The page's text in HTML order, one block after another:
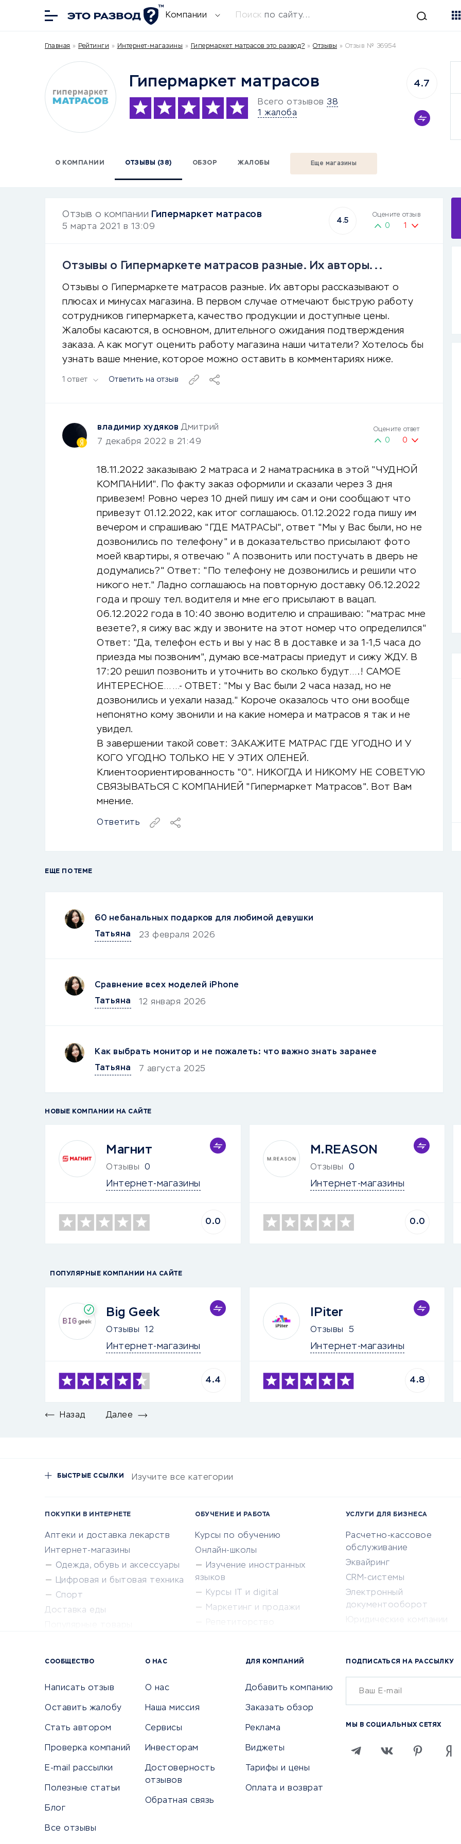
Компании Поиск по сайту...
Главная » Рейтинги » Интернет-магазины » Гипермаркет матрасов это развод? » Отзывы » Отзыв № 36954
Гипермаркет матрасов
Всего отзывов 38
1 жалоба
4.7
О КОМПАНИИ ОТЗЫВЫ (38) ОБЗОР ЖАЛОБЫ Еще магазины
Отзыв о компании Гипермаркет матрасов
5 марта 2021 в 13:09
4.5
Оцените отзыв
0 1
Отзывы о Гипермаркете матрасов разные. Их авторы...
Отзывы о Гипермаркете матрасов разные. Их авторы рассказывают о
плюсах и минусах магазина. В первом случае отмечают быструю работу
сотрудников гипермаркета, качество продукции и доступные цены.
Жалобы касаются, в основном, длительного ожидания подтверждения
заказа. А как могут оценить работу магазина наши читатели? Хотелось бы
узнать ваше мнение, которое можно оставить в комментариях ниже.
1 ответ Ответить на отзыв
владимир худяков Дмитрий
7 декабря 2022 в 21:49
Оцените ответ
0 0
18.11.2022 заказываю 2 матраса и 2 наматрасника в этой "ЧУДНОЙ
КОМПАНИИ". По факту заказ оформили и сказали через 3 дня
привезем! Ровно через 10 дней пишу им сам и они сообщают что
привезут 01.12.2022, как итог соглашаюсь. 01.12.2022 года пишу им
вечером и спрашиваю "ГДЕ МАТРАСЫ", ответ "Мы у Вас были, но не
дозвонились по телефону" и в доказательство присылают фото
моей квартиры, я отвечаю " А позвонить или постучать в дверь не
додумались?" Ответ: "По телефону не дозвонились и решили что
никого нет." Ладно соглашаюсь на повторную доставку 06.12.2022
года и прошу тел. водителя и мне его присылают в вацап.
06.12.2022 года в 10:40 звоню водителю и спрашиваю: "матрас мне
везете?, я сижу вас жду и звоните на этот номер что определился"
Ответ: "Да, телефон есть и вы у нас 8 в доставке и за 1-1,5 часа до
приезда мы позвоним", думаю все-матрасы приедут и сижу ЖДУ. В
17:20 решил позвонить и уточнить во сколько будут….! САМОЕ
ИНТЕРЕСНОЕ……- ОТВЕТ: "Мы у Вас были 2 часа назад, но не
дозвонились и уехали назад." Короче оказалось что они вообще
непонятно кому звонили и на какие номера и матрасов я так и не
увидел.
В завершении такой совет: ЗАКАЖИТЕ МАТРАС ГДЕ УГОДНО И У
КОГО УГОДНО ТОЛЬКО НЕ У ЭТИХ ОЛЕНЕЙ.
Клиентоориентированность "0". НИКОГДА И НИКОМУ НЕ СОВЕТУЮ
СВЯЗЫВАТЬСЯ С КОМПАНИЕЙ "Гипермаркет Матрасов". Вот Вам
мнение.
Ответить
ЕЩЕ ПО ТЕМЕ
60 небанальных подарков для любимой девушки
Татьяна
23 февраля 2026
Сравнение всех моделей iPhone
Татьяна
12 января 2026
Как выбрать монитор и не пожалеть: что важно знать заранее
Татьяна
7 августа 2025
НОВЫЕ КОМПАНИИ НА САЙТЕ
Магнит
Отзывы 0
Интернет-магазины
0.0
M.REASON
Отзывы 0
Интернет-магазины
0.0
ПОПУЛЯРНЫЕ КОМПАНИИ НА САЙТЕ
Big Geek
Отзывы 12
Интернет-магазины
4.4
IPiter
Отзывы 5
Интернет-магазины
4.8
Назад Далее
БЫСТРЫЕ ССЫЛКИ Изучите все категории
ПОКУПКИ В ИНТЕРНЕТЕ
Аптеки и доставка лекарств
Интернет-магазины
Одежда, обувь и аксессуары
Цифровая и бытовая техника
Спорт
Доставка еды
ОБУЧЕНИЕ И РАБОТА
Курсы по обучению
Онлайн-школы
Изучение иностранных
языков
Курсы IT и digital
Маркетинг и продажи
Университеты
УСЛУГИ ДЛЯ БИЗНЕСА
Расчетно-кассовое
обслуживание
Эквайринг
CRM-системы
Электронный
документооборот
Юридические компании
Бухгалтерия онлайн
Онлайн-кассы
SERM
Кредитные карты
Дебетовые карты
Микрофинансовые организации
Покупка билетов
Бронирование отелей
Санатории
СООБЩЕСТВО
Написать отзыв
Оставить жалобу
Стать автором
Проверка компаний
E-mail рассылки
Полезные статьи
Блог
Все отзывы
О НАС
О нас
Наша миссия
Сервисы
Инвесторам
Достоверность
отзывов
Обратная связь
ДЛЯ КОМПАНИЙ
Добавить компанию
Заказать обзор
Реклама
Виджеты
Тарифы и цены
Оплата и возврат
ПОДПИСАТЬСЯ НА РАССЫЛКУ
МЫ В СОЦИАЛЬНЫХ СЕТЯХ